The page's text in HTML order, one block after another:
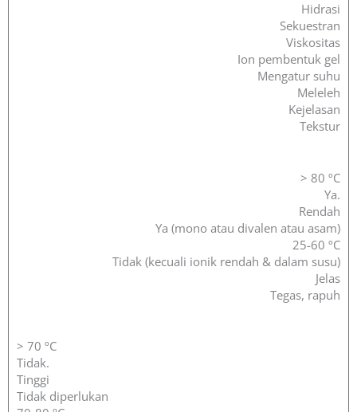
Hidrasi
Sekuestran
Viskositas
Ion pembentuk gel
Mengatur suhu
Meleleh
Kejelasan
Tekstur
> 80 ºC
Ya.
Rendah
Ya (mono atau divalen atau asam)
25-60 ºC
Tidak (kecuali ionik rendah & dalam susu)
Jelas
Tegas, rapuh
> 70 ºC
Tidak.
Tinggi
Tidak diperlukan